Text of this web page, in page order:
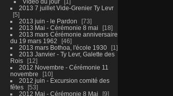
2013 7 juillet Vide-Grenier Ty Levr
5
2013 juin - le Pardon
73
2013 Mai - Cérémonie 8 mai
18
2013 mars Cérémonie anniversaire
du 19 mars 1962
46
2013 mars Bothoa, l'école 1930
1
2013 Janvier - Ty Levr, Galette des
Rois
12
2012 Novembre - Cérémonie 11
novembre
10
2012 juin - Excursion comité des
fêtes
53
2012 Mai - Cérémonie 8 Mai
9